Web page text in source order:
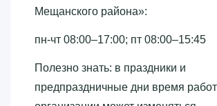
Мещанского района»‎:
пн-чт 08:00–17:00; пт 08:00–15:45
Полезно знать: в праздники и
предпраздничные дни время